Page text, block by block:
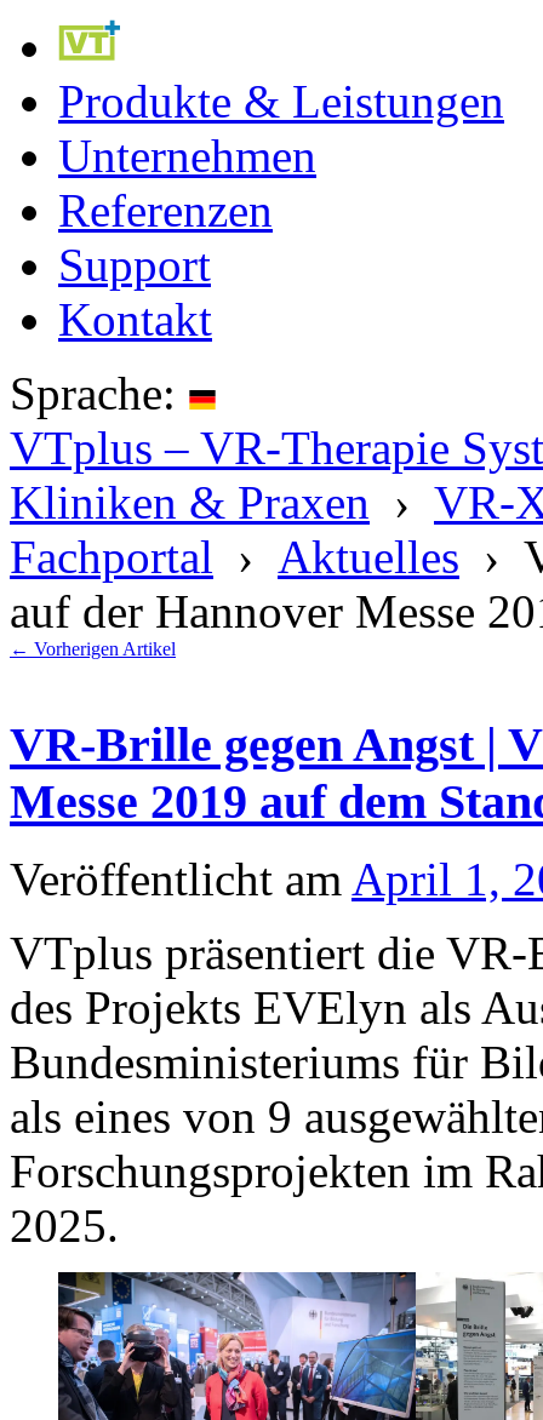
Produkte & Leistungen
Unternehmen
Referenzen
Support
Kontakt
Sprache:
VTplus – VR-Therapie
Kliniken & Praxen › VR-
Fachportal › Aktuelles ›
auf der Hannover Messe
← Vorherigen Artikel
VR-Brille gegen Angst |
Messe 2019 auf dem
Veröffentlicht am April 1,
VTplus präsentiert die
des Projekts EVElyn als
Bundesministeriums für
als eines von 9
Forschungsprojekten im
2025.